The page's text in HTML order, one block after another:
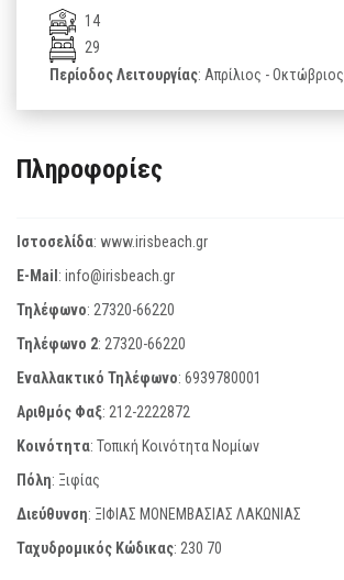
14
29
Περίοδος Λειτουργίας: Απρίλιος - Οκτώβριος
Πληροφορίες
Ιστοσελίδα: www.irisbeach.gr
E-Mail: info@irisbeach.gr
Τηλέφωνο: 27320-66220
Τηλέφωνο 2: 27320-66220
Εναλλακτικό Τηλέφωνο: 6939780001
Αριθμός Φαξ: 212-2222872
Κοινότητα: Τοπική Κοινότητα Νομίων
Πόλη: Ξιφίας
Διεύθυνση: ΞΙΦΙΑΣ ΜΟΝΕΜΒΑΣΙΑΣ ΛΑΚΩΝΙΑΣ
Ταχυδρομικός Κώδικας: 230 70